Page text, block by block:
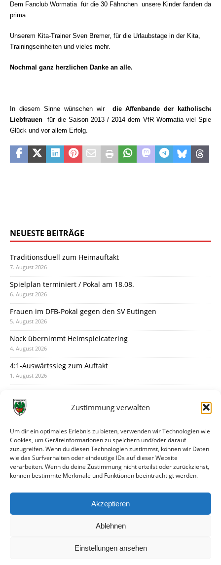
Zustimmung verwalten
Um dir ein optimales Erlebnis zu bieten, verwenden wir Technologien wie
Cookies, um Geräteinformationen zu speichern und/oder darauf
zuzugreifen. Wenn du diesen Technologien zustimmst, können wir Daten
wie das Surfverhalten oder eindeutige IDs auf dieser Website
verarbeiten. Wenn du deine Zustimmung nicht erteilst oder zurückziehst,
können bestimmte Merkmale und Funktionen beeinträchtigt werden.
Akzeptieren
Ablehnen
Einstellungen ansehen
Dem Fanclub Wormatia für die 30 Fähnchen  unsere Kinder fanden das
prima.
Unserem Kita-Trainer Sven Bremer, für die Urlaubstage in der Kita,
Trainingseinheiten und vieles mehr.
Nochmal ganz herzlichen Danke an alle.
In diesem Sinne wünschen wir  die Affenbande der katholischen
Liebfrauen  für die Saison 2013 / 2014 dem VfR Wormatia viel
Glück und vor allem Erfolg.
NEUESTE BEITRÄGE
Traditionsduell zum Heimauftakt
7. August 2026
Spielplan terminiert / Pokal am 18.08.
6. August 2026
Frauen im DFB-Pokal gegen den SV Eutingen
5. August 2026
Nock übernimmt Heimspielcatering
4. August 2026
4:1-Auswärtssieg zum Auftakt
1. August 2026
31. Juli 2026
30. Juli 2026
Deine Spielminute: 89+1
28. Juli 2026
Neuer Rückensponsor
Neue Podcast-Folge: So tickt Björn!
27. Juli 2026